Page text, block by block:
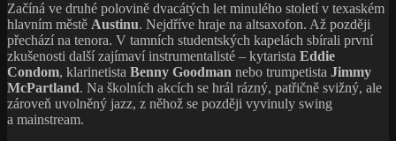
Začíná ve druhé polovině dvacátých let minulého století v texaském
hlavním městě Austinu. Nejdříve hraje na altsaxofon. Až později
přechází na tenora. V tamních studentských kapelách sbírali první
zkušenosti další zajímaví instrumentalisté – kytarista Eddie
Condom, klarinetista Benny Goodman nebo trumpetista Jimmy
McPartland. Na školních akcích se hrál rázný, patřičně svižný, ale
zároveň uvolněný jazz, z něhož se později vyvinuly swing
a mainstream.